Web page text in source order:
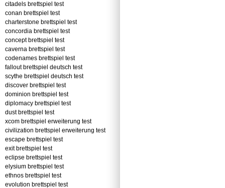
citadels brettspiel test
conan brettspiel test
charterstone brettspiel test
concordia brettspiel test
concept brettspiel test
caverna brettspiel test
codenames brettspiel test
fallout brettspiel deutsch test
scythe brettspiel deutsch test
discover brettspiel test
dominion brettspiel test
diplomacy brettspiel test
dust brettspiel test
xcom brettspiel erweiterung test
civilization brettspiel erweiterung test
escape brettspiel test
exit brettspiel test
eclipse brettspiel test
elysium brettspiel test
ethnos brettspiel test
evolution brettspiel test